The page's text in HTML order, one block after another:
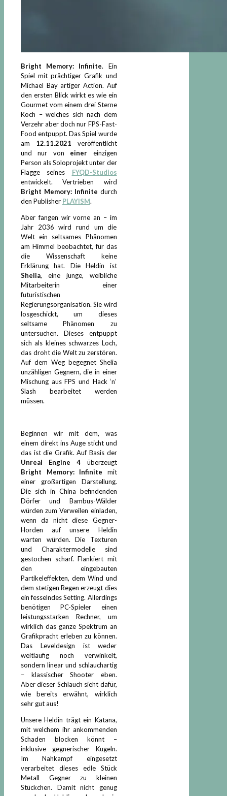
Bright Memory: Infinite. Ein
Spiel mit prächtiger Grafik und
Michael Bay artiger Action. Auf
den ersten Blick wirkt es wie ein
Gourmet vom einem drei Sterne
Koch – welches sich nach dem
Verzehr aber doch nur FPS-Fast-
Food entpuppt. Das Spiel wurde
am 12.11.2021 veröffentlicht
und nur von einer einzigen
Person als Soloprojekt unter der
Flagge seines FYQD-Studios
entwickelt. Vertrieben wird
Bright Memory: Infinite durch
den Publisher PLAYISM.
Aber fangen wir vorne an – im
Jahr 2036 wird rund um die
Welt ein seltsames Phänomen
am Himmel beobachtet, für das
die Wissenschaft keine
Erklärung hat. Die Heldin ist
Shelia, eine junge, weibliche
Mitarbeiterin einer
futuristischen
Regierungsorganisation. Sie wird
losgeschickt, um dieses
seltsame Phänomen zu
untersuchen. Dieses entpuppt
sich als kleines schwarzes Loch,
das droht die Welt zu zerstören.
Auf dem Weg begegnet Shelia
unzähligen Gegnern, die in einer
Mischung aus FPS und Hack ‘n’
Slash bearbeitet werden
müssen.
Beginnen wir mit dem, was
einem direkt ins Auge sticht und
das ist die Grafik. Auf Basis der
Unreal Engine 4 überzeugt
Bright Memory: Infinite mit
einer großartigen Darstellung.
Die sich in China befindenden
Dörfer und Bambus-Wälder
würden zum Verweilen einladen,
wenn da nicht diese Gegner-
Horden auf unsere Heldin
warten würden. Die Texturen
und Charaktermodelle sind
gestochen scharf. Flankiert mit
den eingebauten
Partikeleffekten, dem Wind und
dem stetigen Regen erzeugt dies
ein fesselndes Setting. Allerdings
benötigen PC-Spieler einen
leistungsstarken Rechner, um
wirklich das ganze Spektrum an
Grafikpracht erleben zu können.
Das Leveldesign ist weder
weitläufig noch verwinkelt,
sondern linear und schlauchartig
– klassischer Shooter eben.
Aber dieser Schlauch sieht dafür,
wie bereits erwähnt, wirklich
sehr gut aus!
Unsere Heldin trägt ein Katana,
mit welchem ihr ankommenden
Schaden blocken könnt –
inklusive gegnerischer Kugeln.
Im Nahkampf eingesetzt
verarbeitet dieses edle Stück
Metall Gegner zu kleinen
Stückchen. Damit nicht genug